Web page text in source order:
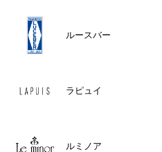
ルースバー
ラピュイ
ルミノア